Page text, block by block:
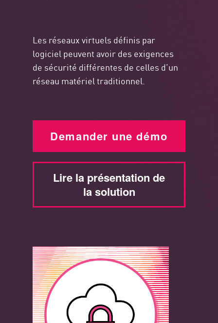
Les réseaux virtuels définis par
logiciel peuvent avoir des exigences
de sécurité différentes de celles d’un
réseau matériel traditionnel.
Demander une démo
Lire la présentation de
la solution